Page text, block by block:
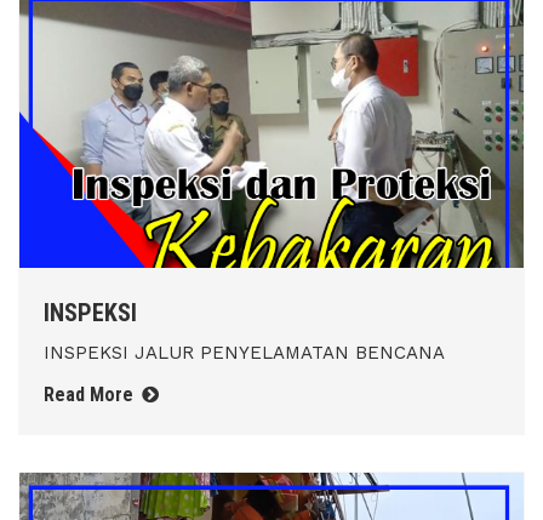
INSPEKSI
INSPEKSI JALUR PENYELAMATAN BENCANA
Read More